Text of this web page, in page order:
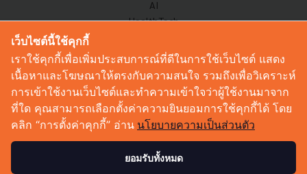
AI
HealthTech
Corp Innov
Saucy Thoughts
Based On
Sustainable
Videos
Podcast
เว็บไซต์นี้ใช้คุกกี้
เราใช้คุกกี้เพื่อเพิ่มประสบการณ์ที่ดีในการใช้เว็บไซต์ แสดง
เนื้อหาและโฆษณาให้ตรงกับความสนใจ รวมถึงเพื่อวิเคราะห์
การเข้าใช้งานเว็บไซต์และทำความเข้าใจว่าผู้ใช้งานมาจาก
ที่ใด คุณสามารถเลือกตั้งค่าความยินยอมการใช้คุกกี้ได้ โดย
คลิก “การตั้งค่าคุกกี้” อ่าน นโยบายความเป็นส่วนตัว
ยอมรับทั้งหมด